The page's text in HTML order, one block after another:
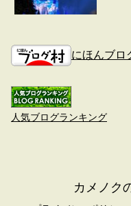
にほんブロ
人気ブログランキング
カメノク